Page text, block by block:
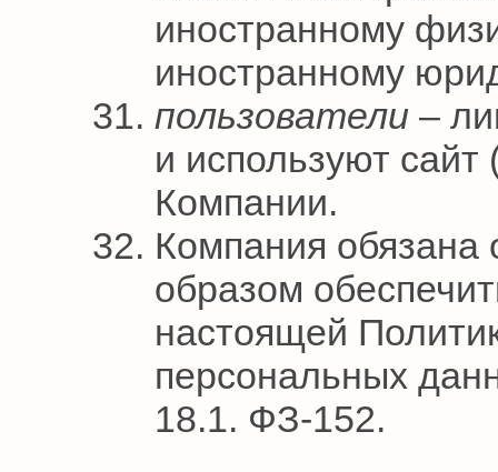
иностранному
иностранному
пользователи –
и используют
Компании.
Компания обязана
образом
настоящей
персональных
18.1. ФЗ-152.